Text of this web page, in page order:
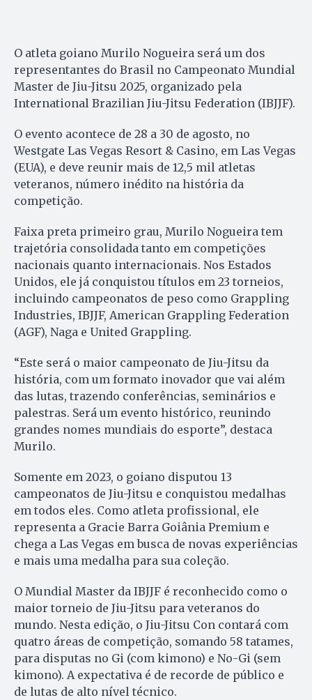
O atleta goiano Murilo Nogueira será um dos
representantes do Brasil no Campeonato Mundial
Master de Jiu-Jitsu 2025, organizado pela
International Brazilian Jiu-Jitsu Federation (IBJJF).
O evento acontece de 28 a 30 de agosto, no
Westgate Las Vegas Resort & Casino, em Las Vegas
(EUA), e deve reunir mais de 12,5 mil atletas
veteranos, número inédito na história da
competição.
Faixa preta primeiro grau, Murilo Nogueira tem
trajetória consolidada tanto em competições
nacionais quanto internacionais. Nos Estados
Unidos, ele já conquistou títulos em 23 torneios,
incluindo campeonatos de peso como Grappling
Industries, IBJJF, American Grappling Federation
(AGF), Naga e United Grappling.
“Este será o maior campeonato de Jiu-Jitsu da
história, com um formato inovador que vai além
das lutas, trazendo conferências, seminários e
palestras. Será um evento histórico, reunindo
grandes nomes mundiais do esporte”, destaca
Murilo.
Somente em 2023, o goiano disputou 13
campeonatos de Jiu-Jitsu e conquistou medalhas
em todos eles. Como atleta profissional, ele
representa a Gracie Barra Goiânia Premium e
chega a Las Vegas em busca de novas experiências
e mais uma medalha para sua coleção.
O Mundial Master da IBJJF é reconhecido como o
maior torneio de Jiu-Jitsu para veteranos do
mundo. Nesta edição, o Jiu-Jitsu Con contará com
quatro áreas de competição, somando 58 tatames,
para disputas no Gi (com kimono) e No-Gi (sem
kimono). A expectativa é de recorde de público e
de lutas de alto nível técnico.